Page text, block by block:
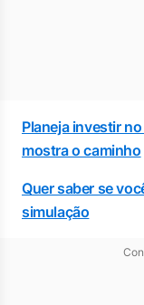
Planeja investir
mostra o caminho
Quer saber se
simulação